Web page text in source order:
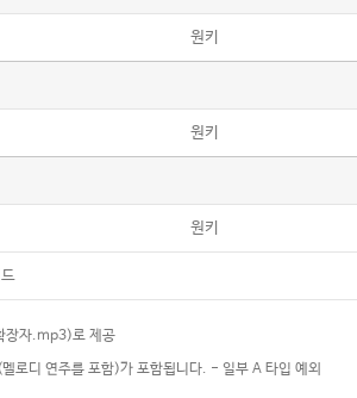
원키
원키
원키
장자.mp3)로 제공
로디 연주를 포함)가 포함됩니다. - 일부 A 타입 예외